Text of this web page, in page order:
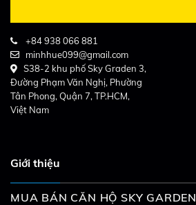
+84 938 066 881
minhhue099@gmail.com
S38-2 khu phố Sky Graden 3,
Đường Phạm Văn Nghị, Phường
Tân Phong, Quận 7, TP.HCM,
Việt Nam
Giới thiệu
MUA BÁN CĂN HỘ SKY GARDEN